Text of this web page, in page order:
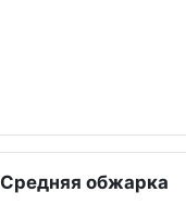
Средняя обжарка